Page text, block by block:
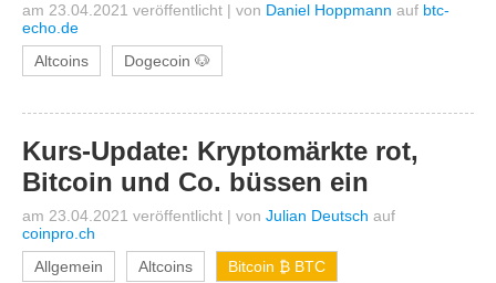
am 23.04.2021 veröffentlicht | von Daniel Hoppmann auf btc-
echo.de
Altcoins
Dogecoin 🐶
Kurs-Update: Kryptomärkte rot,
Bitcoin und Co. büssen ein
am 23.04.2021 veröffentlicht | von Julian Deutsch auf
coinpro.ch
Allgemein
Altcoins Bitcoin ₿ BTC